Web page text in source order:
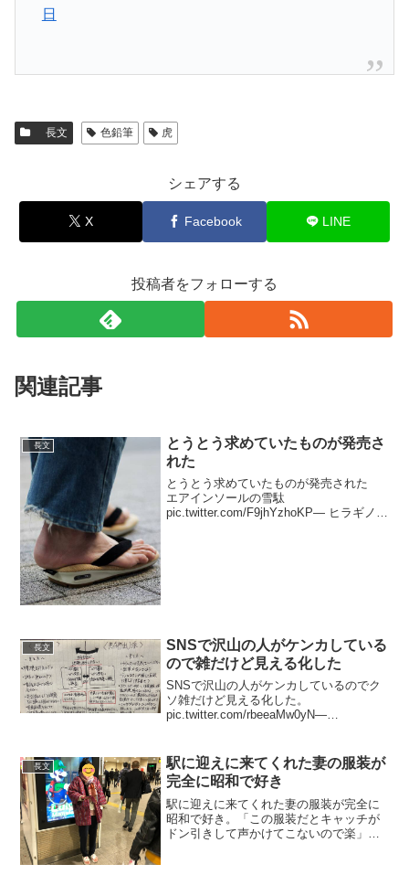
日
長文 色鉛筆 虎
シェアする
X Facebook LINE
投稿者をフォローする
関連記事
長文
とうとう求めていたものが発売さ
れた
とうとう求めていたものが発売された
エアインソールの雪駄
pic.twitter.com/F9jhYzhoKP— ヒラギノ游
長文
SNSで沢山の人がケンカしている
ので雑だけど見える化した
SNSで沢山の人がケンカしているのでク
ソ雑だけど見える化した。
pic.twitter.com/rbeeaMw0yN—
が正しい」と思...
長文
駅に迎えに来てくれた妻の服装が
完全に昭和で好き
駅に迎えに来てくれた妻の服装が完全に
昭和で好き。「この服装だとキャッチが
ドン引きして声かけてこないので楽」と